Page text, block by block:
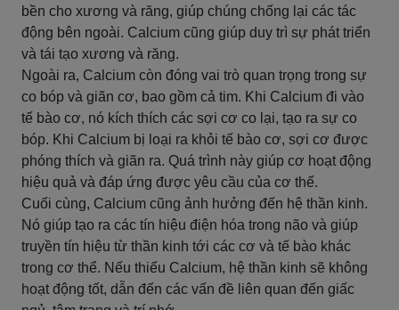
bền cho xương và răng, giúp chúng chống lại các tác
động bên ngoài. Calcium cũng giúp duy trì sự phát triển
và tái tạo xương và răng.
Ngoài ra, Calcium còn đóng vai trò quan trọng trong sự
co bóp và giãn cơ, bao gồm cả tim. Khi Calcium đi vào
tế bào cơ, nó kích thích các sợi cơ co lại, tạo ra sự co
bóp. Khi Calcium bị loại ra khỏi tế bào cơ, sợi cơ được
phóng thích và giãn ra. Quá trình này giúp cơ hoạt động
hiệu quả và đáp ứng được yêu cầu của cơ thể.
Cuối cùng, Calcium cũng ảnh hưởng đến hệ thần kinh.
Nó giúp tạo ra các tín hiệu điện hóa trong não và giúp
truyền tín hiệu từ thần kinh tới các cơ và tế bào khác
trong cơ thể. Nếu thiếu Calcium, hệ thần kinh sẽ không
hoạt động tốt, dẫn đến các vấn đề liên quan đến giấc